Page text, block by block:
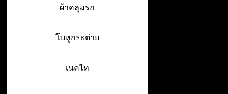
ผ้าคลุมรถ
โบหูกระต่าย
เนคไท